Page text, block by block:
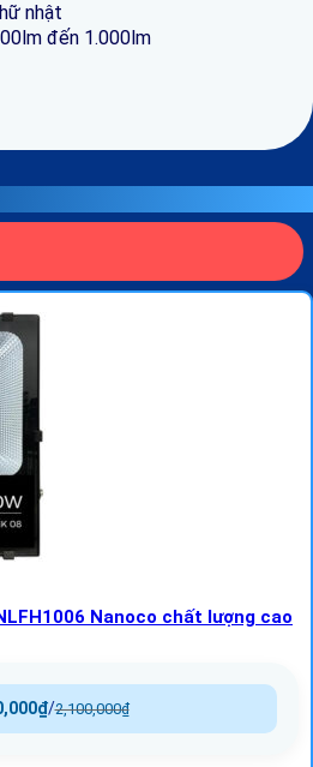
nhật
đến 1.000lm
Nanoco chất lượng cao
2,100,000₫
/
₫